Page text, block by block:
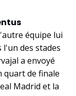
équipe lui
des stades
a envoyé
quart de finale
Madrid et la